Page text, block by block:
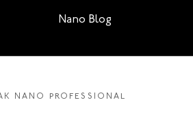
Nano Blog
NANO PROFESSIONAL